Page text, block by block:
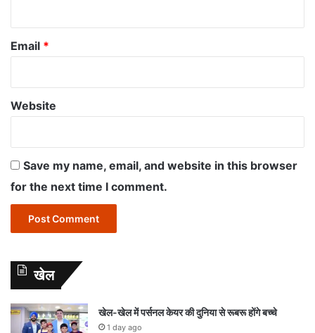
Email *
Website
Save my name, email, and website in this browser
for the next time I comment.
खेल
खेल-खेल में पर्सनल केयर की दुनिया से रूबरू होंगे बच्चे
1 day ago